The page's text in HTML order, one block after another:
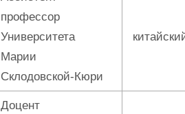
профессор
Университета
Марии
Склодовской-Кюри
Доцент